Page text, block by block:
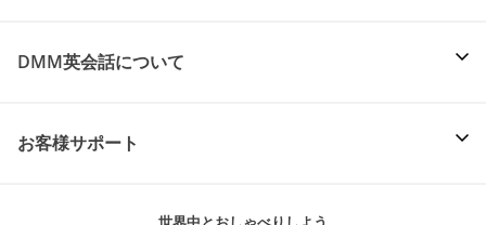
DMM英会話について
お客様サポート